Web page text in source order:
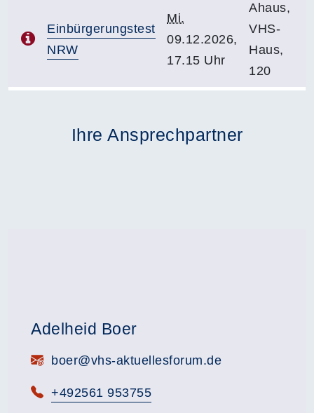
Einbürgerungstest
NRW
Mi.
09.12.2026,
17.15 Uhr
Ahaus,
VHS-
Haus,
120
Ihre Ansprechpartner
Adelheid Boer
E-Mail:boer@vhs-aktuellesforum.de
Telefon:
+492561 953755